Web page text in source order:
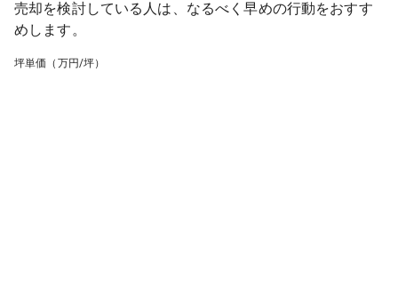
売却を検討している人は、なるべく早めの行動をおすす
めします。
坪単価（万円/坪）